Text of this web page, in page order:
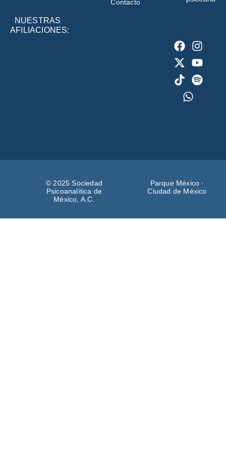
NUESTRAS
AFILIACIONES:
Contacto
© 2025 Sociedad
Psicoanalítica de
México, A.C.
Parque México ·
Ciudad de México